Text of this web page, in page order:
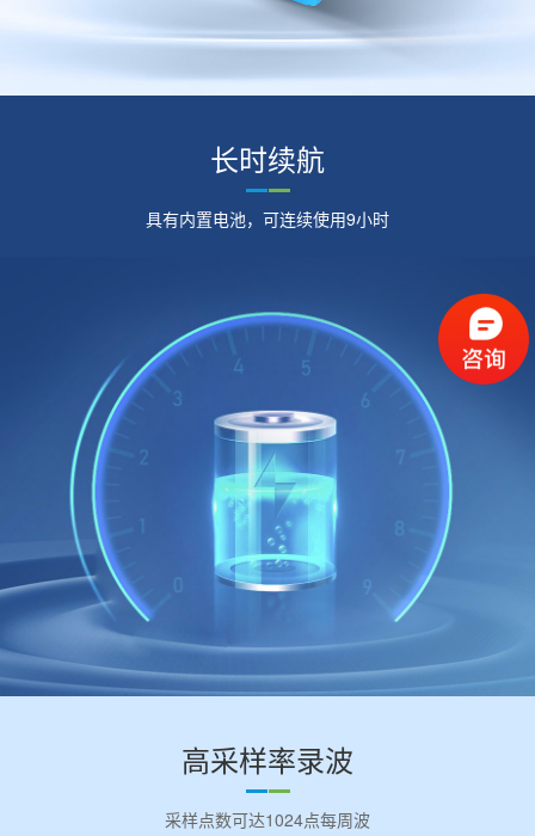
长时续航
具有内置电池，可连续使用9小时
高采样率录波
采样点数可达1024点每周波